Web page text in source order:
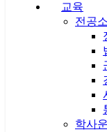
교육
전공
학사